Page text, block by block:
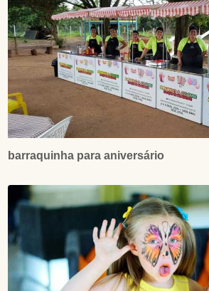
barraquinha para aniversário